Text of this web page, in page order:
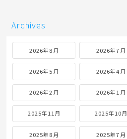
Archives
2026年8月 2026年7月
2026年5月 2026年4月
2026年2月 2026年1月
2025年11月 2025年10月
2025年8月 2025年7月